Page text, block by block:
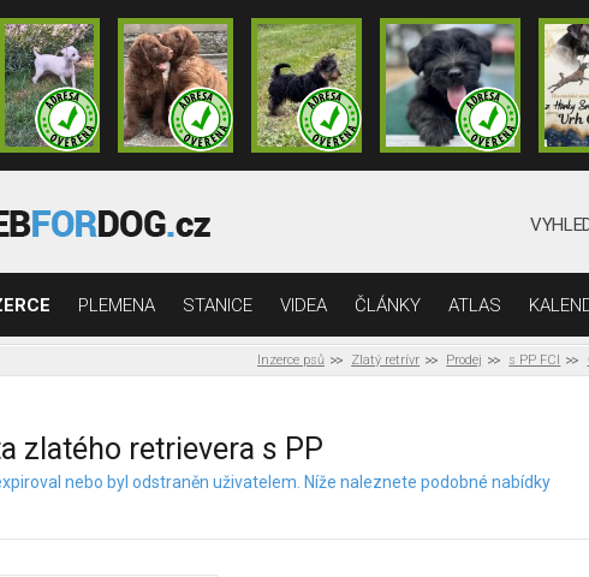
PLEMENA STANICE VIDEA ČLÁNKY ATLAS
Inzerce psů Zlatý retrívr Prodej s PP FCI
zlatého retrievera s PP
nebo byl odstraněn uživatelem. Níže naleznete podobné nabídky